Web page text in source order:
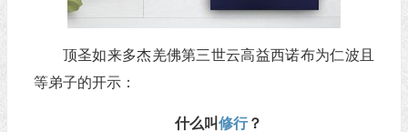
顶圣如来多杰羌佛第三世云高益西诺布为仁波且
等弟子的开示：
什么叫修行？